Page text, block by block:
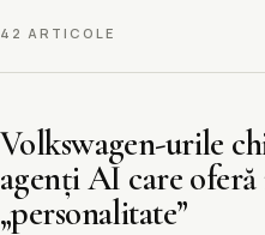
42 ARTICOLE
Volkswagen-urile
agenți AI care
„personalitate”